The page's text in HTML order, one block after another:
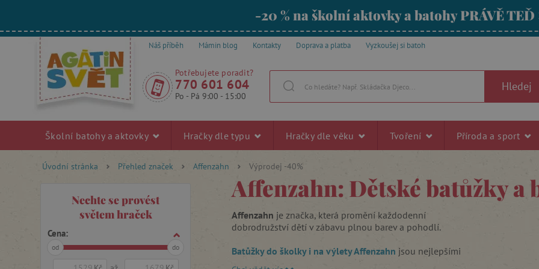
-20 % na školní aktovky a batohy PRÁVĚ TEĎ
Náš příběh Mámin blog Kontakty Doprava a platba Vyzkoušej si batoh
Potřebujete poradit?
770 601 604
Po - Pá 9:00 - 15:00
Hledej
Školní batohy a aktovky Hračky dle typu Hračky dle věku Tvoření Příroda a sport
Úvodní stránka Přehled značek Affenzahn Výprodej -40%
Nechte se provést
světem hraček
Cena:
od do
Affenzahn: Dětské batůžky a
Affenzahn je značka, která promění každodenní
dobrodružství dětí v zábavu plnou barev a pohodlí.
Batůžky do školky i na výlety Affenzahn jsou nejlepšími